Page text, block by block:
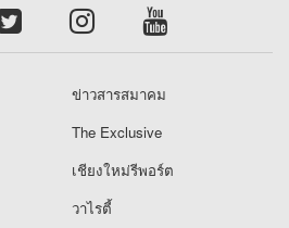
ข่าวสารสมาคม
The Exclusive
เชียงใหม่รีพอร์ต
วาไรตี้